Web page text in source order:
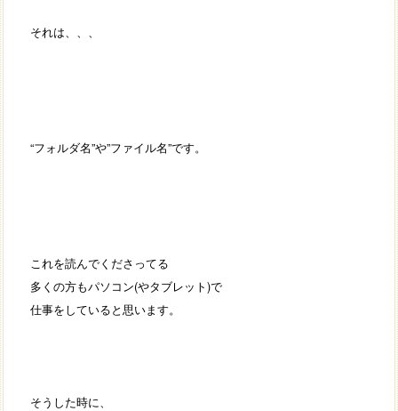
それは、、、
“フォルダ名”や”ファイル名”です。
これを読んでくださってる
多くの方もパソコン(やタブレット)で
仕事をしていると思います。
そうした時に、